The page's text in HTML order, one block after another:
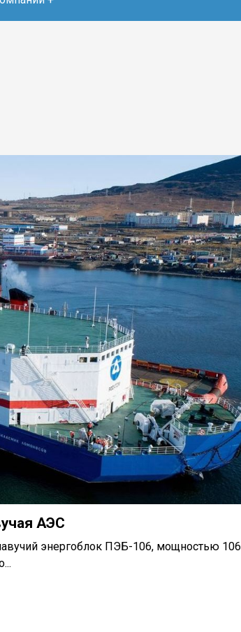
АЭС
энергоблок ПЭБ-106, мощностью 106